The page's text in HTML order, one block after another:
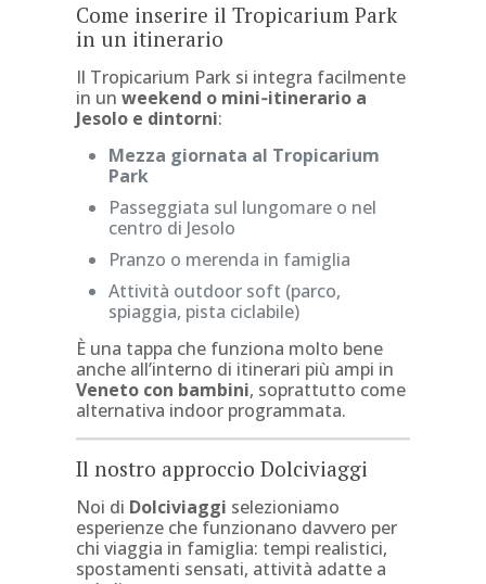
Come inserire il Tropicarium Park
in un itinerario
Il Tropicarium Park si integra facilmente
in un weekend o mini‑itinerario a
Jesolo e dintorni:
Mezza giornata al Tropicarium
Park
Passeggiata sul lungomare o nel
centro di Jesolo
Pranzo o merenda in famiglia
Attività outdoor soft (parco,
spiaggia, pista ciclabile)
È una tappa che funziona molto bene
anche all’interno di itinerari più ampi in
Veneto con bambini, soprattutto come
alternativa indoor programmata.
Il nostro approccio Dolciviaggi
Noi di Dolciviaggi selezioniamo
esperienze che funzionano davvero per
chi viaggia in famiglia: tempi realistici,
spostamenti sensati, attività adatte a